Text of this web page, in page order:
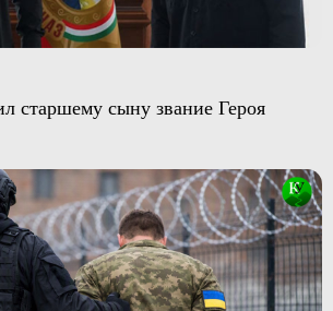
старшему сыну звание Героя